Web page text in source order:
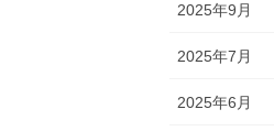
2025年9月
2025年7月
2025年6月